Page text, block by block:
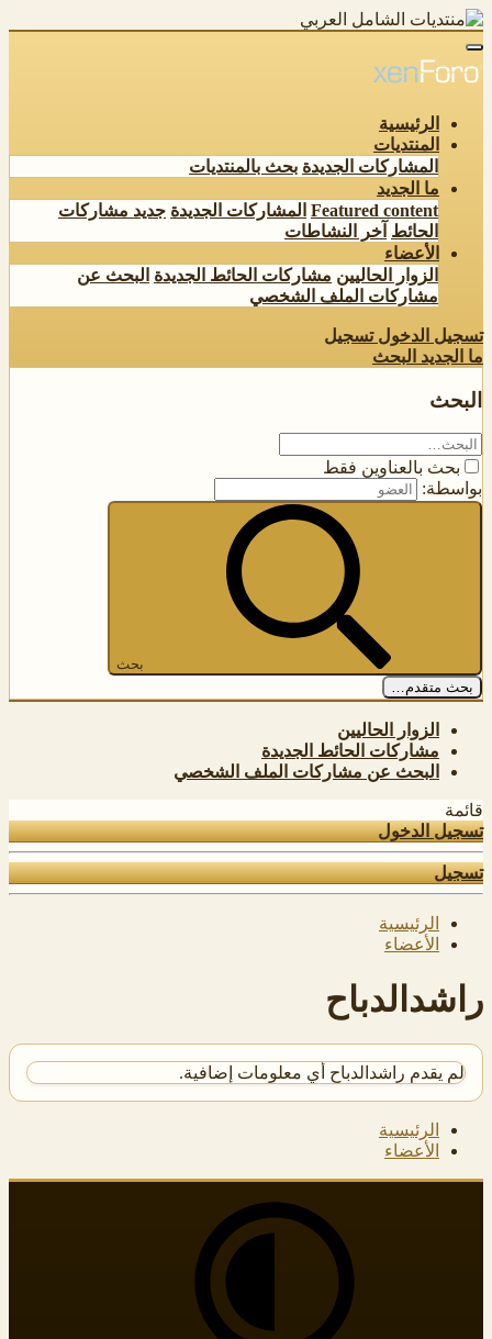
الرئيسية
المنتديات
المشاركات الجديدة بحث بالمنتديات
ما الجديد
Featured content المشاركات الجديدة جديد مشاركات
الحائط آخر النشاطات
الأعضاء
الزوار الحاليين مشاركات الحائط الجديدة البحث عن
مشاركات الملف الشخصي
تسجيل الدخول تسجيل
ما الجديد البحث
البحث
بحث بالعناوين فقط
بواسطة:
بحث
بحث متقدم…
الزوار الحاليين
مشاركات الحائط الجديدة
البحث عن مشاركات الملف الشخصي
قائمة
تسجيل الدخول
تسجيل
الرئيسية
الأعضاء
راشدالدباح
لم يقدم راشدالدباح أي معلومات إضافية.
الرئيسية
الأعضاء